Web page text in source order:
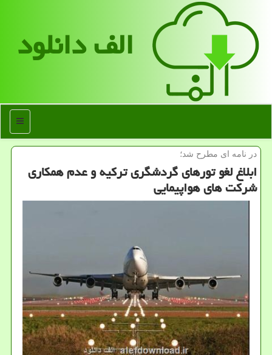
الف دانلود
منو
در نامه ای مطرح شد؛
ابلاغ لغو تورهای گردشگری تركیه و عدم همكاری
شركت های هواپیمایی